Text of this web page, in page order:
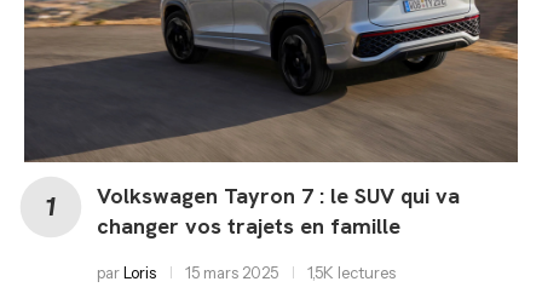
Volkswagen Tayron 7 : le SUV qui va
changer vos trajets en famille
parLoris 15 mars 2025 1,5K lectures